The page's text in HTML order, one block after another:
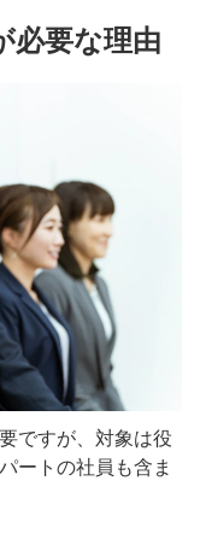
必要な理由
ですが、対象は役
ートの社員も含ま